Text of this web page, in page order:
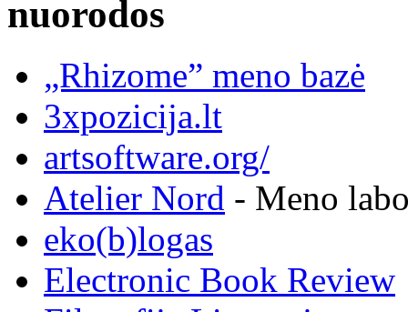
nuorodos
„Rhizome” meno bazė
3xpozicija.lt
artsoftware.org/
Atelier Nord - Meno
eko(b)logas
Electronic Book Review